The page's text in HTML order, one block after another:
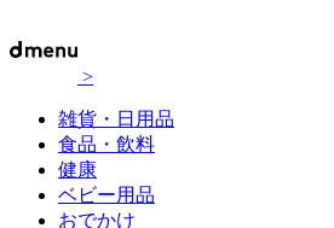
>
雑貨・日用品
食品・飲料
健康
ベビー用品
おでかけ